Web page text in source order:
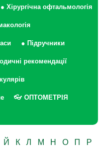
● Хірургічна офтальмологія
● Підручники
рекомендації
👓 ОПТОМЕТРІЯ
Й К Л М Н О П
Р